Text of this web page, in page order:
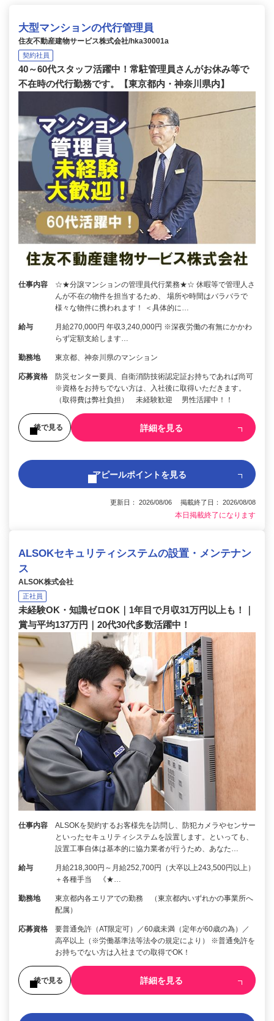
大型マンションの代行管理員
住友不動産建物サービス株式会社/hka30001a
契約社員
40～60代スタッフ活躍中！常駐管理員さんがお休み等で
不在時の代行勤務です。【東京都内・神奈川県内】
仕事内容
☆★分譲マンションの管理員代行業務★☆ 休暇等で管理人さ
んが不在の物件を担当するため、 場所や時間はバラバラで
様々な物件に携われます！ ＜具体的に…
給与
月給270,000円 年収3,240,000円 ※深夜労働の有無にかかわ
らず定額支給します…
勤務地 東京都、神奈川県のマンション
応募資格
防災センター要員、自衛消防技術認定証お持ちであれば尚可
※資格をお持ちでない方は、入社後に取得いただきます。
（取得費は弊社負担） 未経験歓迎 男性活躍中！！
後で見る 詳細を見る
アピールポイントを見る
更新日： 2026/08/06 掲載終了日： 2026/08/08
本日掲載終了になります
ALSOKセキュリティシステムの設置・メンテナン
ス
ALSOK株式会社
正社員
未経験OK・知識ゼロOK｜1年目で月収31万円以上も！｜
賞与平均137万円｜20代30代多数活躍中！
仕事内容
ALSOKを契約するお客様先を訪問し、防犯カメラやセンサー
といったセキュリティシステムを設置します。といっても、
設置工事自体は基本的に協力業者が行うため、あなた…
給与
月給218,300円～月給252,700円（大卒以上243,500円以上）
＋各種手当 《★…
勤務地
東京都内各エリアでの勤務 （東京都内いずれかの事業所へ
配属）
応募資格
要普通免許（AT限定可）／60歳未満（定年が60歳の為）／
高卒以上（※労働基準法等法令の規定により） ※普通免許を
お持ちでない方は入社までの取得でOK！
後で見る 詳細を見る